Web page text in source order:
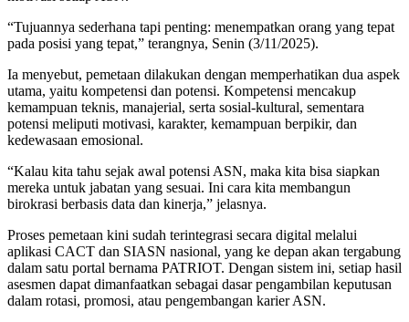
“Tujuannya sederhana tapi penting: menempatkan orang yang tepat
pada posisi yang tepat,” terangnya, Senin (3/11/2025).
Ia menyebut, pemetaan dilakukan dengan memperhatikan dua aspek
utama, yaitu kompetensi dan potensi. Kompetensi mencakup
kemampuan teknis, manajerial, serta sosial-kultural, sementara
potensi meliputi motivasi, karakter, kemampuan berpikir, dan
kedewasaan emosional.
“Kalau kita tahu sejak awal potensi ASN, maka kita bisa siapkan
mereka untuk jabatan yang sesuai. Ini cara kita membangun
birokrasi berbasis data dan kinerja,” jelasnya.
Proses pemetaan kini sudah terintegrasi secara digital melalui
aplikasi CACT dan SIASN nasional, yang ke depan akan tergabung
dalam satu portal bernama PATRIOT. Dengan sistem ini, setiap hasil
asesmen dapat dimanfaatkan sebagai dasar pengambilan keputusan
dalam rotasi, promosi, atau pengembangan karier ASN.